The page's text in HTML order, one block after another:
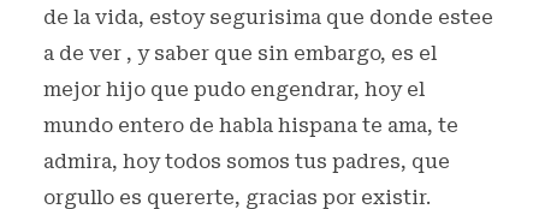
de la vida, estoy segurisima que donde estee
a de ver , y saber que sin embargo, es el
mejor hijo que pudo engendrar, hoy el
mundo entero de habla hispana te ama, te
admira, hoy todos somos tus padres, que
orgullo es quererte, gracias por existir.